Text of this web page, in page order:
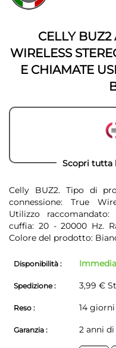
della
galleria
immaginiCELLY BUZ2
WIRELESS
E CHIAMATE
Scopri tutta
Celly BUZ2. Tipo di
connessione: True
Utilizzo
cuffia: 20 - 20000 Hz.
Colore del prodotto:
Disponibilità :
Spedizione : 3,99 €
Reso : 14
Garanzia : 2 anni di